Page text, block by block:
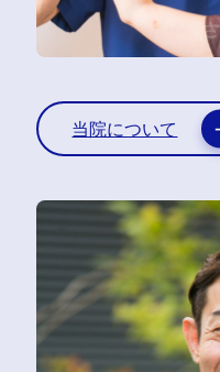
当院について